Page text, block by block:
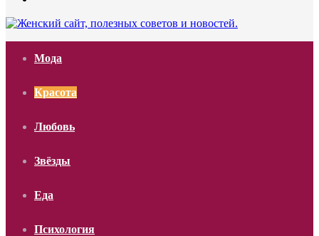
Мода
Красота
Любовь
Звёзды
Еда
Психология